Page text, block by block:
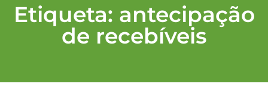
Etiqueta: antecipação
de recebíveis